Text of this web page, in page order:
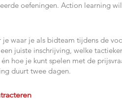
oefeningen. Action learning
waar je als bidteam tijdens de
juiste inschrijving, welke
hoe je kunt spelen met de
duurt twee dagen.